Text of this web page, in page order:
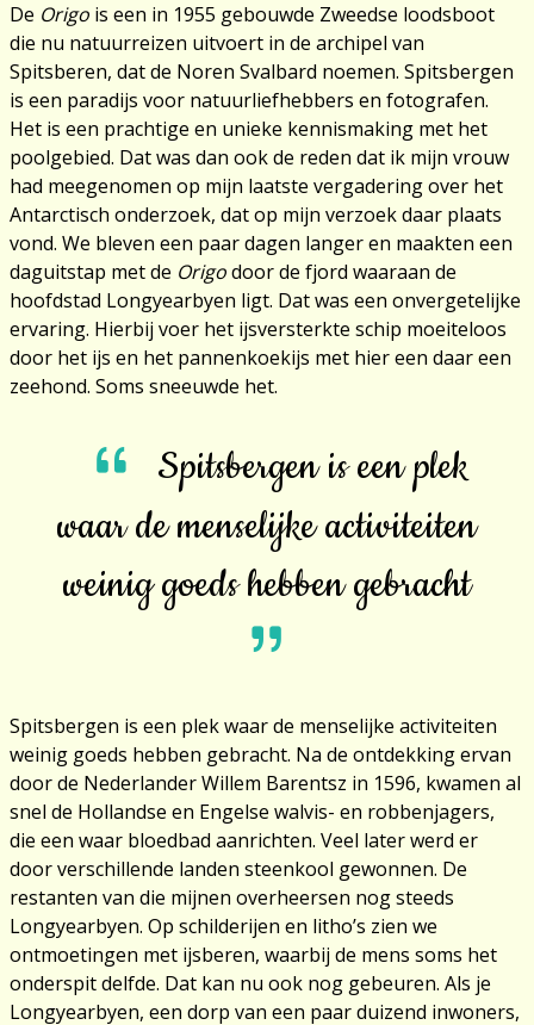
De Origo is een in 1955 gebouwde Zweedse loodsboot
die nu natuurreizen uitvoert in de archipel van
Spitsberen, dat de Noren Svalbard noemen. Spitsbergen
is een paradijs voor natuurliefhebbers en fotografen.
Het is een prachtige en unieke kennismaking met het
poolgebied. Dat was dan ook de reden dat ik mijn vrouw
had meegenomen op mijn laatste vergadering over het
Antarctisch onderzoek, dat op mijn verzoek daar plaats
vond. We bleven een paar dagen langer en maakten een
daguitstap met de Origodoor de fjord waaraan de
hoofdstad Longyearbyen ligt. Dat was een onvergetelijke
ervaring. Hierbij voer het ijsversterkte schip moeiteloos
door het ijs en het pannenkoekijs met hier een daar een
zeehond. Soms sneeuwde het.
Spitsbergen is een plek
waar de menselijke activiteiten
weinig goeds hebben gebracht
Spitsbergen is een plek waar de menselijke activiteiten
weinig goeds hebben gebracht. Na de ontdekking ervan
door de Nederlander Willem Barentsz in 1596, kwamen al
snel de Hollandse en Engelse walvis- en robbenjagers,
die een waar bloedbad aanrichten. Veel later werd er
door verschillende landen steenkool gewonnen. De
restanten van die mijnen overheersen nog steeds
Longyearbyen. Op schilderijen en litho’s zien we
ontmoetingen met ijsberen, waarbij de mens soms het
onderspit delfde. Dat kan nu ook nog gebeuren. Als je
Longyearbyen, een dorp van een paar duizend inwoners,